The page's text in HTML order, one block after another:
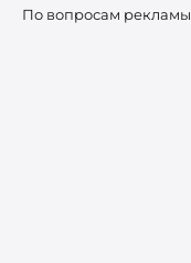
По вопросам рекламы